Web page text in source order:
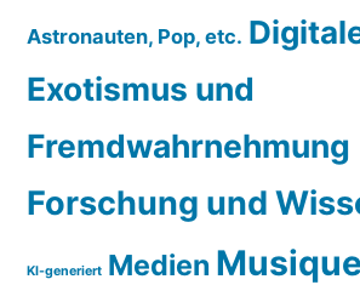
Astronauten, Pop, etc.
Exotismus und
Fremdwahrnehmung
Forschung und
KI-generiert Medien